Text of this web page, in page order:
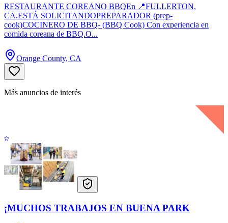
RESTAURANTE COREANO BBQEn 📍FULLERTON,
CA.ESTÁ SOLICITANDOPREPARADOR (prep-
cook)COCINERO DE BBQ- (BBQ Cook) Con experiencia en
comida coreana de BBQ.O...
Orange County, CA
Más anuncios de interés
¡MUCHOS TRABAJOS EN BUENA PARK